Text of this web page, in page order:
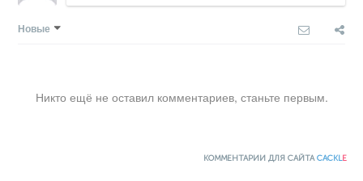
Новые
Никто ещё не оставил комментариев, станьте первым.
КОММЕНТАРИИ ДЛЯ САЙТАCACKLE